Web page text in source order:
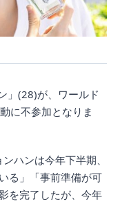
」(28)が、ワールド
に不参加となりま
ハンは今年下半期、
る」「事前準備が可
を完了したが、今年